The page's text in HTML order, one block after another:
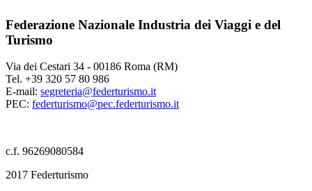
Federazione Nazionale Industria dei Viaggi e del
Turismo
Via dei Cestari 34 - 00186 Roma (RM)
Tel. +39 320 57 80 986
E-mail: segreteria@federturismo.it
PEC: federturismo@pec.federturismo.it
c.f. 96269080584
2017 Federturismo